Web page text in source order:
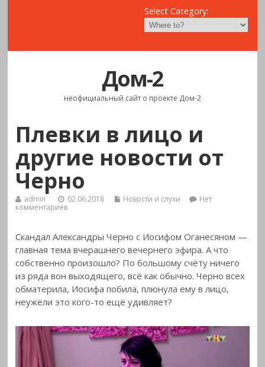
Select Category:
Дом-2
неофициальный сайт о проекте Дом-2
Плевки в лицо и
другие новости от
Черно
admin 02.06.2018 Новости и слухи
Нет
комментариев
Скандал Александры Черно с Иосифом Оганесяном —
главная тема вчерашнего вечернего эфира. А что
собственно произошло? По большому счётуничего
из ряда вон выходящего, всё как обычно. Черно всех
обматерила, Иосифа побила, плюнула ему в лицо,
неужели это кого-то ещё удивляет?